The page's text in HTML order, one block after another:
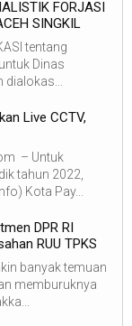
FORJASI
SINGKIL
tentang
Dinas
Live CCTV,
– Untuk
tahun 2022,
Kota Pay...
DPR RI
RUU TPKS
banyak temuan
memburuknya